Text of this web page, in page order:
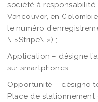
société à responsabilité
Vancouver, en
le numéro
\ »Stripe\ ») ;
Application – désigne
sur smartphones.
Opportunité – désigne
Place de